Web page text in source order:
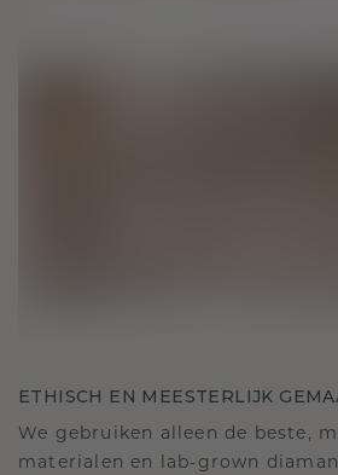
ETHISCH EN MEESTERLIJK
We gebruiken alleen de beste,
materialen en lab-grown